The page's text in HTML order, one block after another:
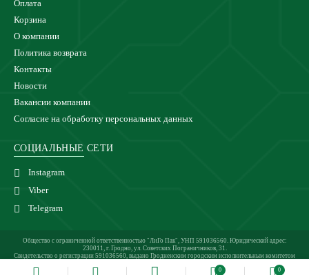
0 0
Оплата
Корзина
О компании
Политика возврата
Контакты
Новости
Вакансии компании
Согласие на обработку персональных данных
СОЦИАЛЬНЫЕ СЕТИ
Instagram
Viber
Telegram
Общество с ограниченной ответственностью "ЛиГо Пак", УНП 591036560. Юридический адрес:
230011, г. Гродно, ул. Советских Пограничников, 31.
Свидетельство о регистрации 591036560, выдано Гродненским городским исполнительным комитетом
Магазин зарегистрирован в Торговом реестре 27.05.2021 под №510921.